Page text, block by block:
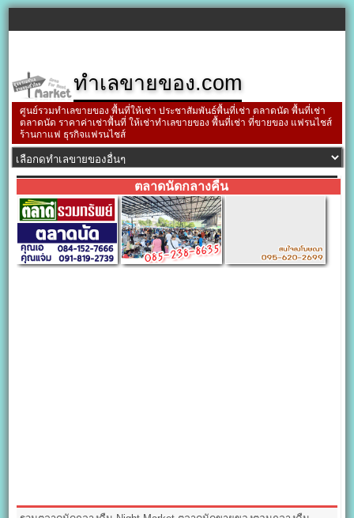
ทำเลขายของ.com
ศูนย์รวมทำเลขายของ พื้นที่ให้เช่า ประชาสัมพันธ์พื้นที่เช่า ตลาดนัด พื้นที่เช่า
ตลาดนัด ราคาค่าเช่าพื้นที่ ให้เช่าทำเลขายของ พื้นที่เช่า ที่ขายของ แฟรนไชส์
ร้านกาแฟ ธุรกิจแฟรนไชส์
ตลาดนัดกลางคืน